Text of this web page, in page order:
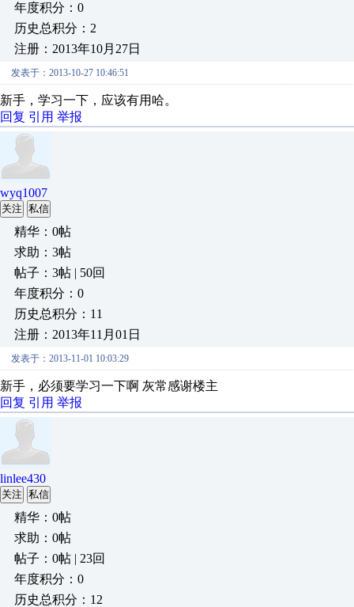
年度积分：0
历史总积分：2
注册：2013年10月27日
发表于：2013-10-27 10:46:51
新手，学习一下，应该有用哈。
回复 引用 举报
wyq1007
关注 私信
精华：0帖
求助：3帖
帖子：3帖 | 50回
年度积分：0
历史总积分：11
注册：2013年11月01日
发表于：2013-11-01 10:03:29
新手，必须要学习一下啊 灰常感谢楼主
回复 引用 举报
linlee430
关注 私信
精华：0帖
求助：0帖
帖子：0帖 | 23回
年度积分：0
历史总积分：12